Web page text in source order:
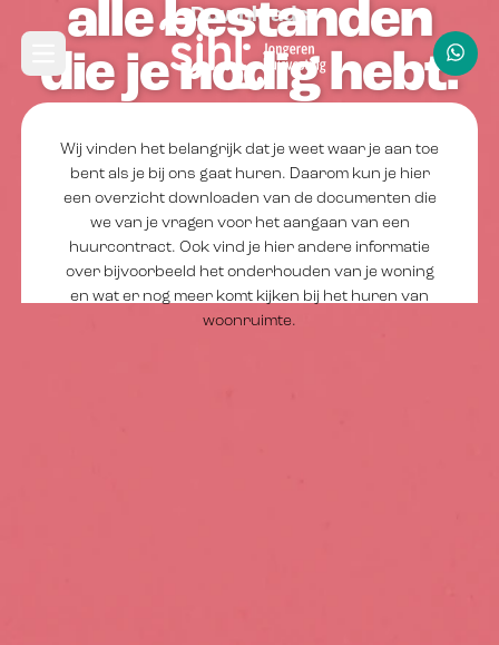
Direct naar hoofdinhoud Navbar
Open hoofdmenu
Downloads
alle bestanden
die je nodig hebt.
Wij vinden het belangrijk dat je weet waar je aan toe
bent als je bij ons gaat huren. Daarom kun je hier
een overzicht downloaden van de documenten die
we van je vragen voor het aangaan van een
huurcontract. Ook vind je hier andere informatie
over bijvoorbeeld het onderhouden van je woning
en wat er nog meer komt kijken bij het huren van
woonruimte.